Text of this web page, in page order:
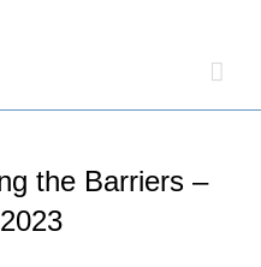
the Barriers –